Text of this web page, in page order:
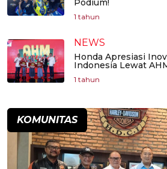
Podium!
1 tahun
NEWS
Honda Apresiasi
Indonesia Lewat
1 tahun
KOMUNITAS